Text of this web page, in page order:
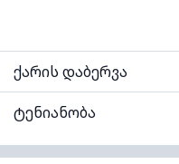
ქარის დაბერვა
ტენიანობა
ღრუბლიანობა